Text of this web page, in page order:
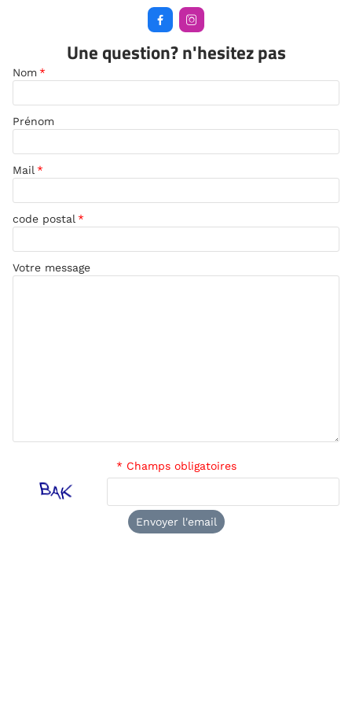
 
Une question? n'hesitez pas
Nom *
Prénom
Mail *
code postal *
Votre message
* Champs obligatoires
Envoyer l'email